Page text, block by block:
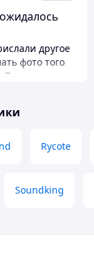
другое
фото того
товар
деньги
Rycote
Soundking